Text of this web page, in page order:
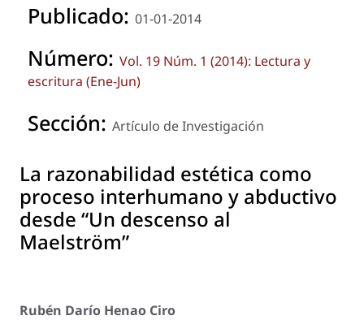
Publicado: 01-01-2014
Número: Vol. 19 Núm. 1 (2014): Lectura y
escritura (Ene-Jun)
Sección: Artículo de Investigación
La razonabilidad estética como
proceso interhumano y abductivo
desde “Un descenso al
Maelström”
Rubén Darío Henao Ciro